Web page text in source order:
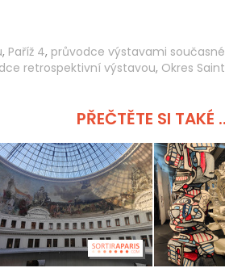
, Paříž 4, průvodce výstavami
retrospektivní výstavou, Okres
PŘEČTĚTE SI TAKÉ